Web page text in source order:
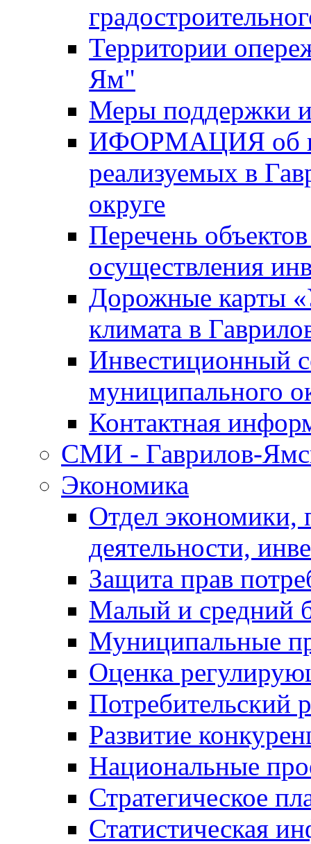
Территории
Ям"
Меры поддержки
ИФОРМАЦИЯ об
реализуемых в
округе
Перечень
осуществления
Дорожные карты
климата в
Инвестиционный
муниципального
Контактная
СМИ - Гаврилов-
Экономика
Отдел экономики,
деятельности,
Защита прав
Малый и средний
Муниципальные
Оценка
Потребительский
Развитие
Национальные
Стратегическое
Статистическая